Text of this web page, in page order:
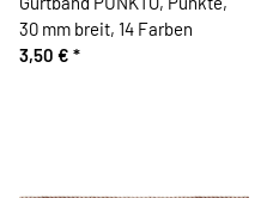
30 mm breit, 14 Farben
3,50 € *